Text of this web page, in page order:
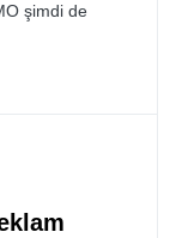
şimdi de